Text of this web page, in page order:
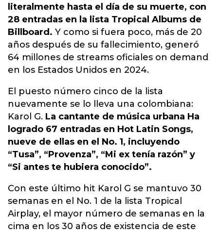
literalmente hasta el día de su muerte, con
28 entradas en la lista Tropical Albums de
Billboard. Y como si fuera poco, más de 20
años después de su fallecimiento, generó
64 millones de streams oficiales on demand
en los Estados Unidos en 2024.
El puesto número cinco de la lista
nuevamente se lo lleva una colombiana:
Karol G. La cantante de música urbana Ha
logrado 67 entradas en Hot Latin Songs,
nueve de ellas en el No. 1, incluyendo
“Tusa”, “Provenza”, “Mi ex tenía razón” y
“Si antes te hubiera conocido”.
Con este último hit Karol G se mantuvo 30
semanas en el No. 1 de la lista Tropical
Airplay, el mayor número de semanas en la
cima en los 30 años de existencia de este